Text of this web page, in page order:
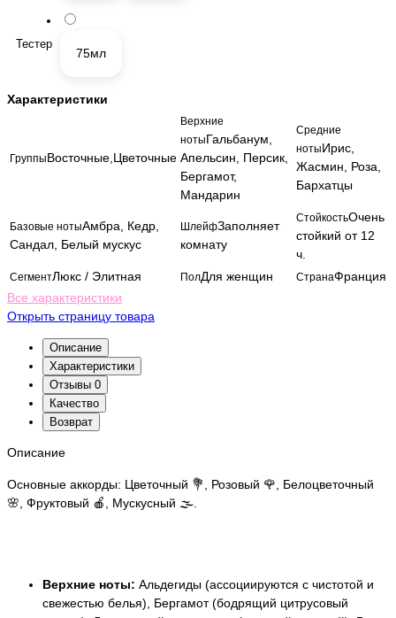
Тестер
75мл
Характеристики
ГруппыВосточные,Цветочные
Верхние
нотыГальбанум,
Апельсин, Персик,
Бергамот,
Мандарин
Средние
нотыИрис,
Жасмин, Роза,
Бархатцы
Базовые нотыАмбра, Кедр,
Сандал, Белый мускус
ШлейфЗаполняет
комнату
СтойкостьОчень
стойкий от 12
ч.
СегментЛюкс / Элитная ПолДля женщин СтранаФранция
Все характеристики
Открыть страницу товара
Описание
Характеристики
Отзывы 0
Качество
Возврат
Описание
Основные аккорды: Цветочный 💐, Розовый 🌹, Белоцветочный
🌸, Фруктовый 🍎, Мускусный 🌫️.
Верхние ноты: Альдегиды (ассоциируются с чистотой и
свежестью белья), Бергамот (бодрящий цитрусовый